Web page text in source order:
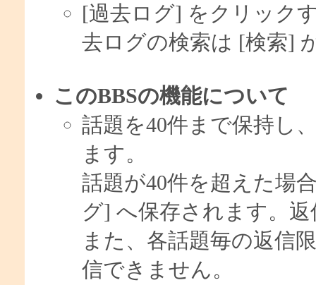
[過去ログ] をクリック
去ログの検索は [検索]
このBBSの機能について
話題を40件まで保持し
ます。
話題が40件を超えた場
グ] へ保存されます。
また、各話題毎の返信
信できません。